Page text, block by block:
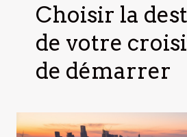
Choisir la
de votre
de démarrer